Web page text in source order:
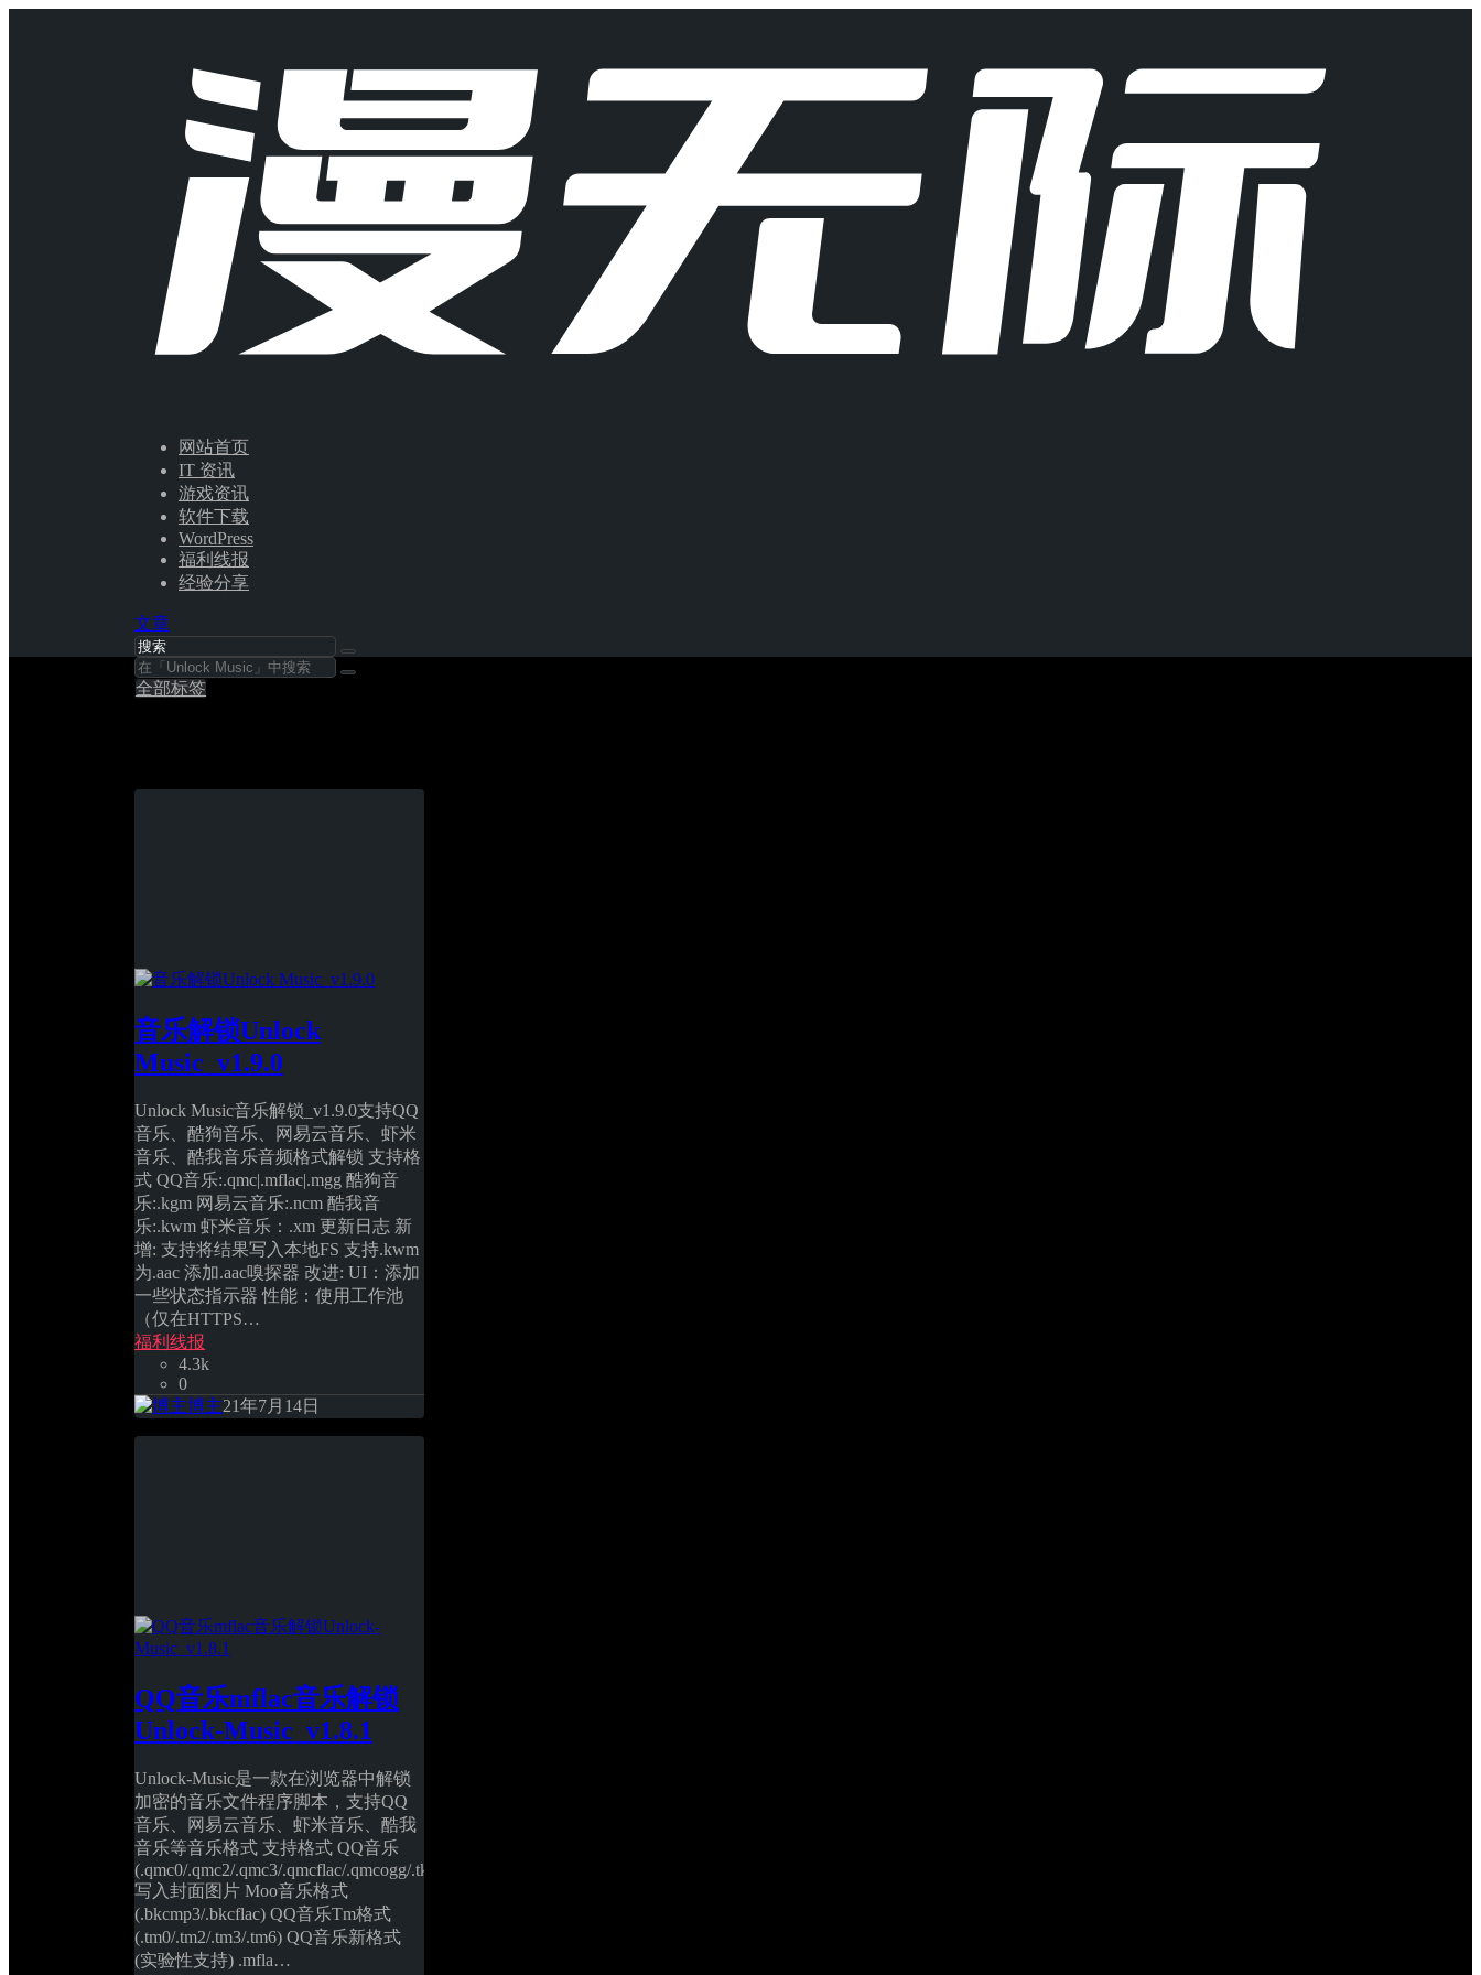
网站首页
IT 资讯
游戏资讯
软件下载
WordPress
福利线报
经验分享
文章
全部标签
音乐解锁Unlock
Music_v1.9.0
Unlock Music音乐解锁_v1.9.0支持QQ
音乐、酷狗音乐、网易云音乐、虾米
音乐、酷我音乐音频格式解锁 支持格
式 QQ音乐:.qmc|.mflac|.mgg 酷狗音
乐:.kgm 网易云音乐:.ncm 酷我音
乐:.kwm 虾米音乐：.xm 更新日志 新
增: 支持将结果写入本地FS 支持.kwm
为.aac 添加.aac嗅探器 改进: UI：添加
一些状态指示器 性能：使用工作池
（仅在HTTPS…
福利线报
4.3k
0
博主21年7月14日
QQ音乐mflac音乐解锁
Unlock-Music_v1.8.1
Unlock-Music是一款在浏览器中解锁
加密的音乐文件程序脚本，支持QQ
音乐、网易云音乐、虾米音乐、酷我
音乐等音乐格式 支持格式 QQ音乐
(.qmc0/.qmc2/.qmc3/.qmcflac/.qmcogg/.tkm)
写入封面图片 Moo音乐格式
(.bkcmp3/.bkcflac) QQ音乐Tm格式
(.tm0/.tm2/.tm3/.tm6) QQ音乐新格式
(实验性支持) .mfla…